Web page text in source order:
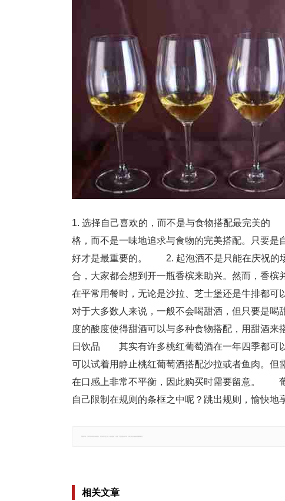
1. 选择自己喜欢的，而不是与食物搭配最完美的
格，而不是一味地追求与食物的完美搭配。只要
好才是最重要的。 2. 起泡酒不是只能在庆祝的
合，大家都会想到开一瓶香槟来助兴。然而，香槟
在平常用餐时，无论是沙拉、芝士堡还是牛排
对于大多数人来说，一般不会喝甜酒，但只要是
度的酸度使得甜酒可以与多种食物搭配，用甜酒
日饮品 其实有许多桃红葡萄酒在一年四季都可
可以试着用静止桃红葡萄酒搭配沙拉或者鱼肉。
在口感上非常不平衡，因此购买时需要留意。
自己限制在规则的条框之中呢？跳出规则，愉快地
相关文章